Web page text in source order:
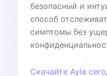
безопасный и
способ
симптомы без
Скачайте Ayla